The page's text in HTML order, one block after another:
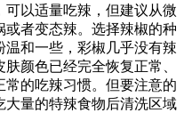
以适量吃辣，但建议从微
者变态辣。选择辣椒的种
和一些，彩椒几乎没有辣
颜色已经完全恢复正常、
常的吃辣习惯。但要注意的
大量的特辣食物后清洗区域